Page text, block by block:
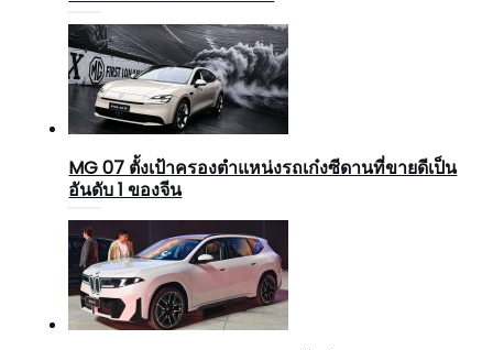
MG 07 ตั้งเป้าครองตำแหน่งรถเก๋งซีดานที่ขายดีเป็น
อันดับ 1 ของจีน